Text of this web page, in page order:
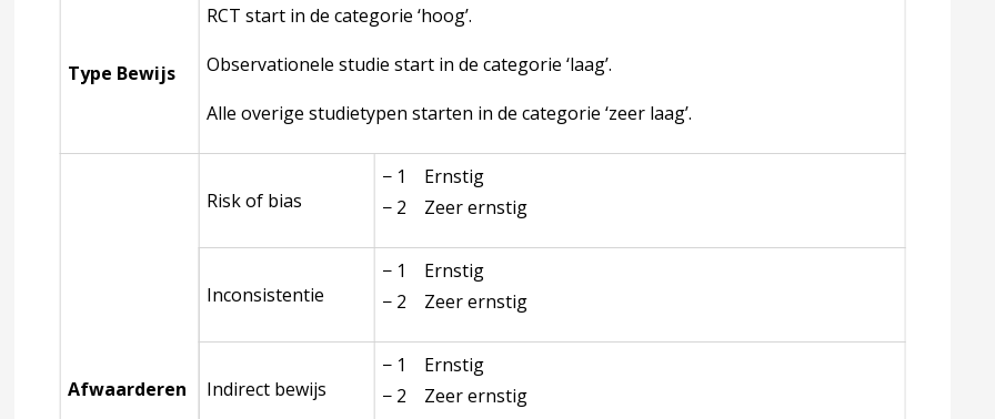
over 6 Totstandkoming
over 7 Verantwoording
Type Bewijs
RCT start in de categorie ‘hoog’.
Observationele studie start in de categorie ‘laag’.
Alle overige studietypen starten in de categorie ‘zeer laag’.
Afwaarderen
Risk of bias
− 1 Ernstig
− 2 Zeer ernstig
Inconsistentie
− 1 Ernstig
− 2 Zeer ernstig
Indirect bewijs
− 1 Ernstig
− 2 Zeer ernstig